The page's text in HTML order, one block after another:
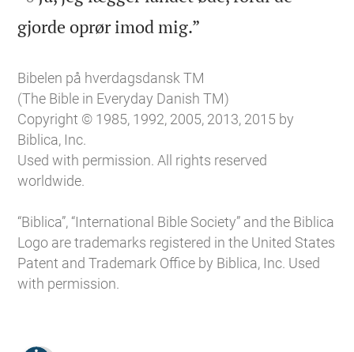
gjorde oprør imod mig.”
Bibelen på hverdagsdansk TM
(The Bible in Everyday Danish TM)
Copyright © 1985, 1992, 2005, 2013, 2015 by
Biblica, Inc.
Used with permission. All rights reserved
worldwide.
“Biblica”, “International Bible Society” and the Biblica
Logo are trademarks registered in the United States
Patent and Trademark Office by Biblica, Inc. Used
with permission.